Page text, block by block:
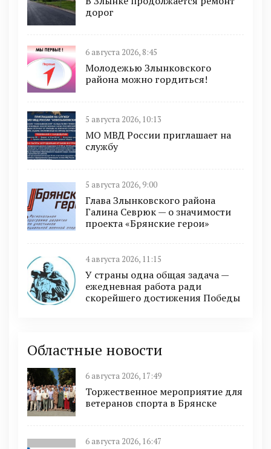
дорог
6 августа 2026, 8:45
Молодежью Злынковского
района можно гордиться!
5 августа 2026, 10:13
МО МВД России приглашает на
службу
5 августа 2026, 9:00
Глава Злынковского района
Галина Севрюк — о значимости
проекта «Брянские герои»
4 августа 2026, 11:15
У страны одна общая задача —
ежедневная работа ради
скорейшего достижения Победы
Областные новости
6 августа 2026, 17:49
Торжественное мероприятие для
ветеранов спорта в Брянске
6 августа 2026, 16:47